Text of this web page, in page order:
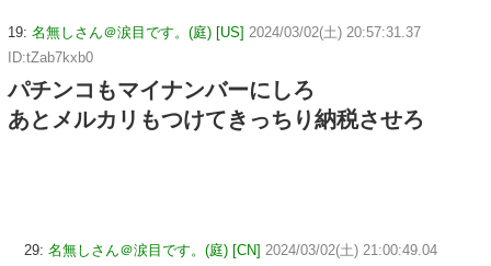
19: 名無しさん＠涙目です。(庭) [US] 2024/03/02(土) 20:57:31.37
ID:tZab7kxb0
パチンコもマイナンバーにしろ
あとメルカリもつけてきっちり納税させろ
29: 名無しさん＠涙目です。(庭) [CN] 2024/03/02(土) 21:00:49.04